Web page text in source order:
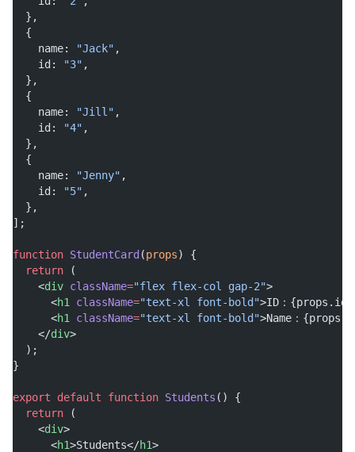
  },
  {
    name:
"Jack" ,
    id:
"3" ,
  },
  {
    name:
"Jill" ,
    id:
"4" ,
  },
  {
    name:
"Jenny" ,
    id:
"5" ,
  },
];
function StudentCard (props) {
return (
    <
div className="flex flex-col gap-2">
      <
h1 className="text-xl font-bold">ID：
      <
h1 className="text-xl font-bold">Name：
    </
div>
  );
}
export default function Students () {
return (
    <
div>
      <
h1>Students</h1>